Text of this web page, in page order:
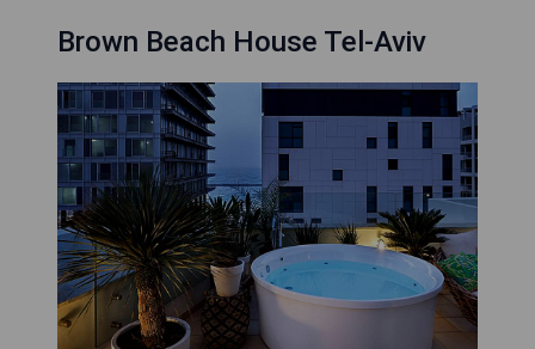
Brown Beach House Tel-Aviv